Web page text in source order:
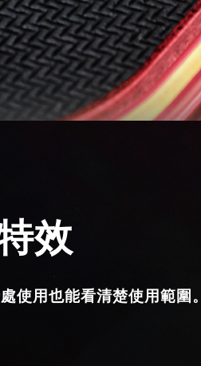
效
使用也能看清楚使用範圍。